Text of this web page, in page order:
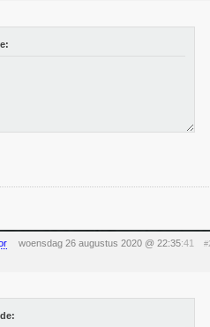
woensdag 26 augustus 2020 @ 22:35:41